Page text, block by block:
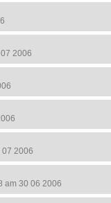
2006
2006
am 30 06 2006